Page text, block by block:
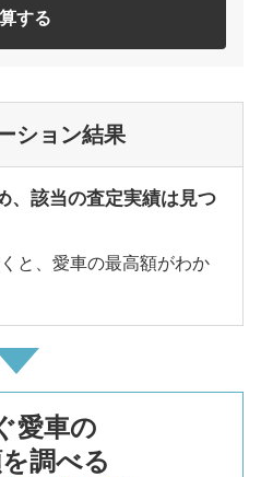
する
ション結果
、該当の査定実績は見つ
と、愛車の最高額がわか
愛車の
調べる